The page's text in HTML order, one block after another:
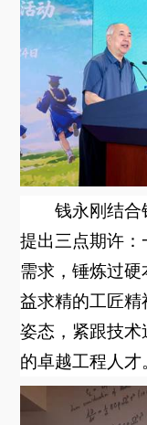
钱永刚结合
提出三点期许：
需求，锤炼过
益求精的工匠
姿态，紧跟技术
的卓越工程人才